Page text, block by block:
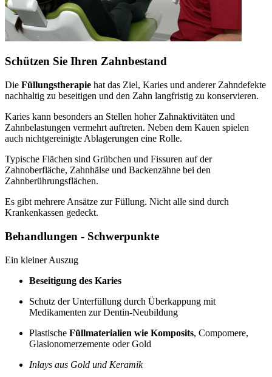
Schützen Sie Ihren Zahnbestand
Die Füllungstherapie hat das Ziel, Karies und anderer Zahndefekte
nachhaltig zu beseitigen und den Zahn langfristig zu konservieren.
Karies kann besonders an Stellen hoher Zahnaktivitäten und
Zahnbelastungen vermehrt auftreten. Neben dem Kauen spielen
auch nichtgereinigte Ablagerungen eine Rolle.
Typische Flächen sind Grübchen und Fissuren auf der
Zahnoberfläche, Zahnhälse und Backenzähne bei den
Zahnberührungsflächen.
Es gibt mehrere Ansätze zur Füllung. Nicht alle sind durch
Krankenkassen gedeckt.
Behandlungen - Schwerpunkte
Ein kleiner Auszug
Beseitigung des Karies
Schutz der Unterfüllung durch Überkappung mit
Medikamenten zur Dentin-Neubildung
Plastische Füllmaterialien wie Komposits, Compomere,
Glasionomerzemente oder Gold
Inlays aus Gold und Keramik